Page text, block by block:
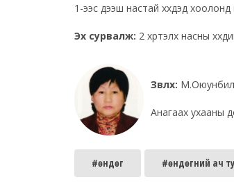
1-ээс дээш настай хүүхдэд
Эх сурвалж: 2 хүртэлх насны
Зөвлөх:
Анагаах ухааны
#өндөг #өндөгний ач